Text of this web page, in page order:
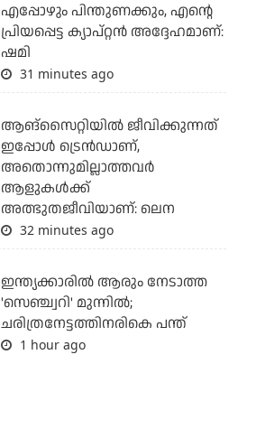
എപ്പോഴും പിന്തുണക്കും, എന്റെ
പ്രിയപ്പെട്ട ക്യാപ്റ്റന്‍ അദ്ദേഹമാണ്:
ഷമി
31 minutes ago
ആങ്സൈറ്റിയിൽ ജീവിക്കുന്നത്
ഇപ്പോൾ ട്രെൻഡാണ്,
അതൊന്നുമില്ലാത്തവർ
ആളുകൾക്ക്
അത്ഭുതജീവിയാണ്: ലെന
32 minutes ago
ഇന്ത്യക്കാരില്‍ ആരും നേടാത്ത
'സെഞ്ച്വറി' മുന്നില്‍;
ചരിത്രനേട്ടത്തിനരികെ പന്ത്
1 hour ago